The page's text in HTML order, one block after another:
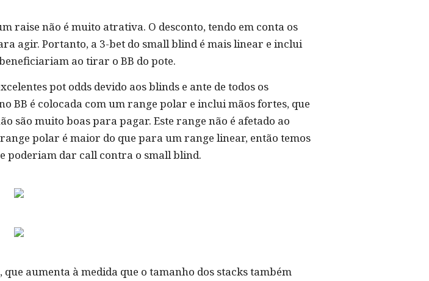
raise não é muito atrativa. O desconto, tendo em conta os
agir. Portanto, a 3-bet do small blind é mais linear e inclui
ao tirar o BB do pote.
pot odds devido aos blinds e ante de todos os
BB é colocada com um range polar e inclui mãos fortes, que
são muito boas para pagar. Este range não é afetado ao
polar é maior do que para um range linear, então temos
poderiam dar call contra o small blind.
aumenta à medida que o tamanho dos stacks também